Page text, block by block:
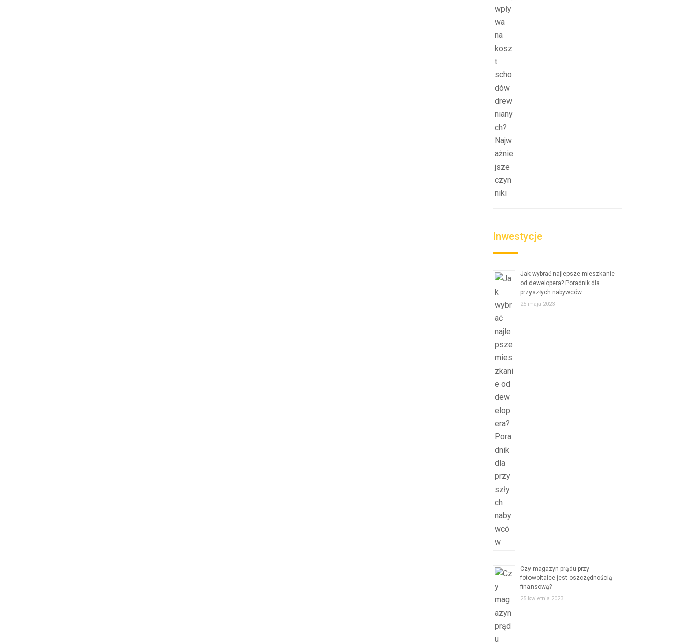
Inwestycje
Jak wybrać najlepsze mieszkanie
od dewelopera? Poradnik dla
przyszłych nabywców
25 maja 2023
Czy magazyn prądu przy
fotowoltaice jest oszczędnością
finansową?
25 kwietnia 2023